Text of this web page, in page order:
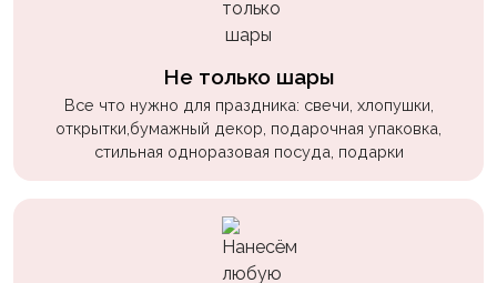
Не только шары
Все что нужно для праздника: свечи, хлопушки,
открытки,бумажный декор, подарочная упаковка,
стильная одноразовая посуда, подарки
собачки
Недетские